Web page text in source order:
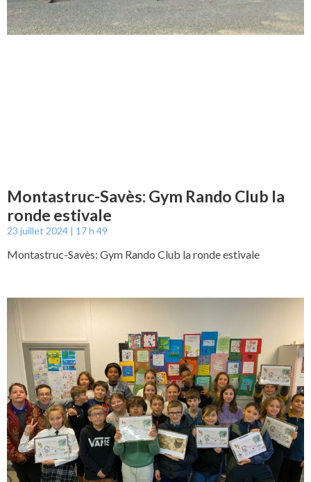
Montastruc-Savès: Gym Rando Club la
ronde estivale
23 juillet 2024 17 h 49
Montastruc-Savès: Gym Rando Club la ronde estivale